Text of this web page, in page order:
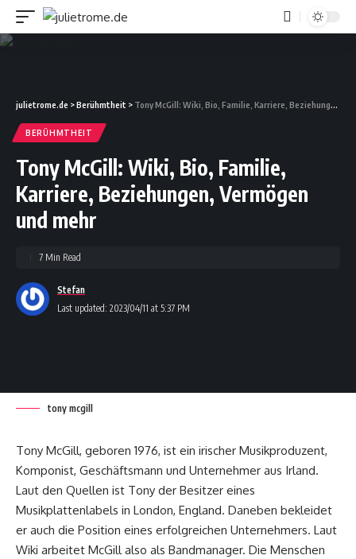
julietrome.de >Berühmtheit > Tony McGill: Wiki, Bio, Familie, Karriere, Beziehungen, Vermögen und mehr
BERÜHMTHEIT
Tony McGill: Wiki, Bio, Familie,
Karriere, Beziehungen, Vermögen
und mehr
Last updated: 2023/04/11 at 5:37 PM
Stefan
7 Min Read
tony mcgill
Tony McGill, geboren 1976, ist ein irischer Musikproduzent,
Komponist, Geschäftsmann und Unternehmer aus Irland.
Laut den Quellen ist Tony der Besitzer eines
Musikplattenlabels in London, England. Daneben bekleidet
er auch die Position eines erfolgreichen Unternehmers. Laut
Wiki arbeitet McGill also als Bandmanager. Die Menschen